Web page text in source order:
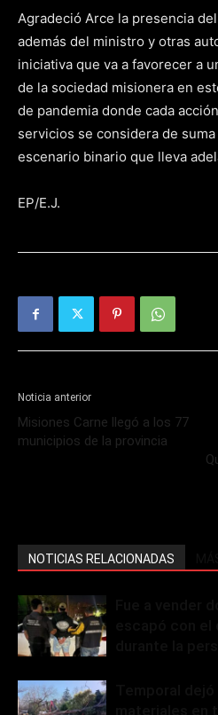
Agradeció Arce la presencia
además del ministro y otras
iniciativa que va a favorecer a
de la sociedad misionera en
de pandemia donde cada
servicios se considera de
escenario binario que lleva
EP/E.J.
Noticia anterior
Misiones Carne llegó a los 77
municipios de la provincia
NOTICIAS RELACIONADAS